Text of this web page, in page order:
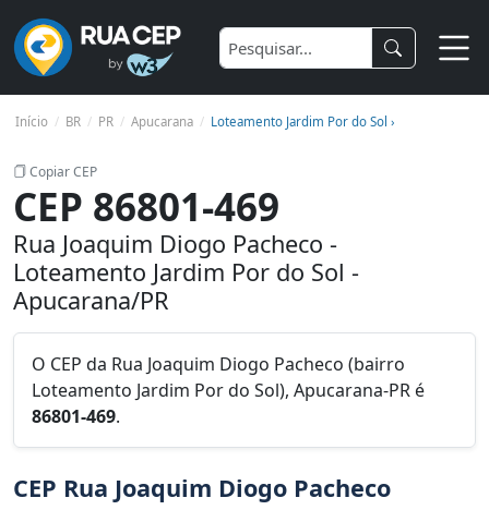
Início BR PR Apucarana Loteamento Jardim Por do Sol ›
Copiar CEP
CEP 86801-469
Rua Joaquim Diogo Pacheco -
Loteamento Jardim Por do Sol -
Apucarana/PR
O CEP da Rua Joaquim Diogo Pacheco (bairro
Loteamento Jardim Por do Sol), Apucarana-PR é
86801-469.
CEP Rua Joaquim Diogo Pacheco